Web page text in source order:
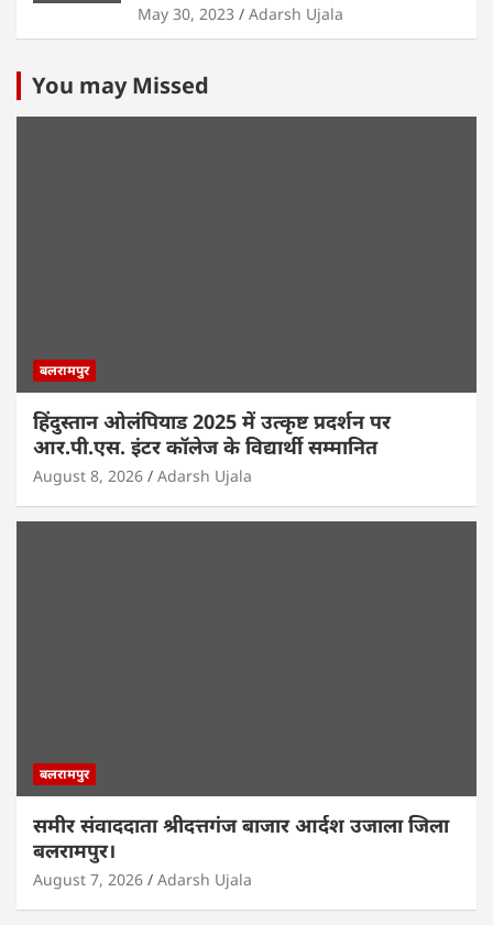
May 30, 2023 Adarsh Ujala
You may Missed
बलरामपुर
हिंदुस्तान ओलंपियाड 2025 में उत्कृष्ट प्रदर्शन पर
आर.पी.एस. इंटर कॉलेज के विद्यार्थी सम्मानित
August 8, 2026 Adarsh Ujala
बलरामपुर
समीर संवाददाता श्रीदत्तगंज बाजार आर्दश उजाला जिला
बलरामपुर।
August 7, 2026 Adarsh Ujala